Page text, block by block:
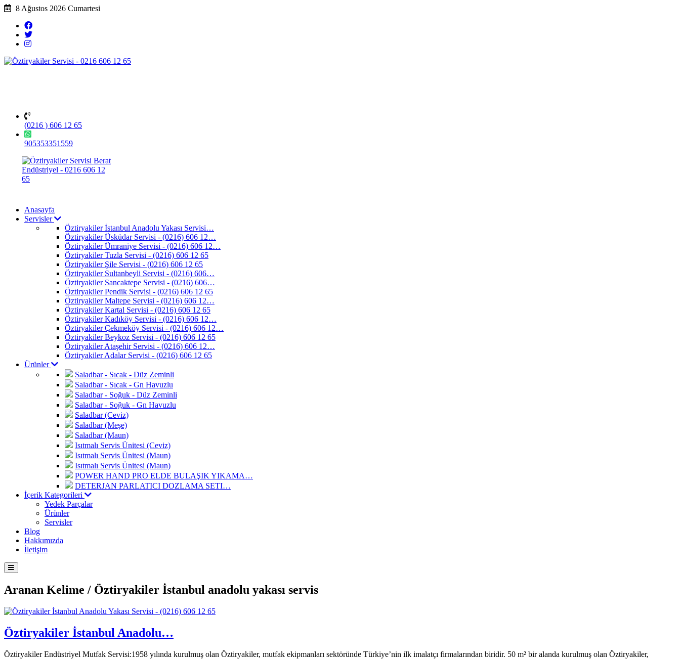
8 Ağustos 2026 Cumartesi
(0216 ) 606 12 65
905353351559
Anasayfa
Servisler
Öztiryakiler İstanbul Anadolu Yakası Servisi…
Öztiryakiler Üsküdar Servisi - (0216) 606 12…
Öztiryakiler Ümraniye Servisi - (0216) 606 12…
Öztiryakiler Tuzla Servisi - (0216) 606 12 65
Öztiryakiler Şile Servisi - (0216) 606 12 65
Öztiryakiler Sultanbeyli Servisi - (0216) 606…
Öztiryakiler Sancaktepe Servisi - (0216) 606…
Öztiryakiler Pendik Servisi - (0216) 606 12 65
Öztiryakiler Maltepe Servisi - (0216) 606 12…
Öztiryakiler Kartal Servisi - (0216) 606 12 65
Öztiryakiler Kadıköy Servisi - (0216) 606 12…
Öztiryakiler Çekmeköy Servisi - (0216) 606 12…
Öztiryakiler Beykoz Servisi - (0216) 606 12 65
Öztiryakiler Ataşehir Servisi - (0216) 606 12…
Öztiryakiler Adalar Servisi - (0216) 606 12 65
Ürünler
Saladbar - Sıcak - Düz Zeminli
Saladbar - Sıcak - Gn Havuzlu
Saladbar - Soğuk - Düz Zeminli
Saladbar - Soğuk - Gn Havuzlu
Saladbar (Ceviz)
Saladbar (Meşe)
Saladbar (Maun)
Isıtmalı Servis Ünitesi (Ceviz)
Isıtmalı Servis Ünitesi (Maun)
Isıtmalı Servis Ünitesi (Maun)
POWER HAND PRO ELDE BULAŞIK YIKAMA…
DETERJAN PARLATICI DOZLAMA SETI…
İçerik Kategorileri
Yedek Parçalar
Ürünler
Servisler
Blog
Hakkımızda
İletişim
Aranan Kelime / Öztiryakiler İstanbul anadolu yakası servis
Öztiryakiler İstanbul Anadolu…
Öztiryakiler Endüstriyel Mutfak Servisi:1958 yılında kurulmuş olan Öztiryakiler, mutfak ekipmanları sektöründe Türkiye’nin ilk imalatçı firmalarından biridir. 50 m² bir alanda kurulmuş olan Öztiryakiler,